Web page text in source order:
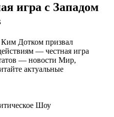
игра с Западом
Шоу